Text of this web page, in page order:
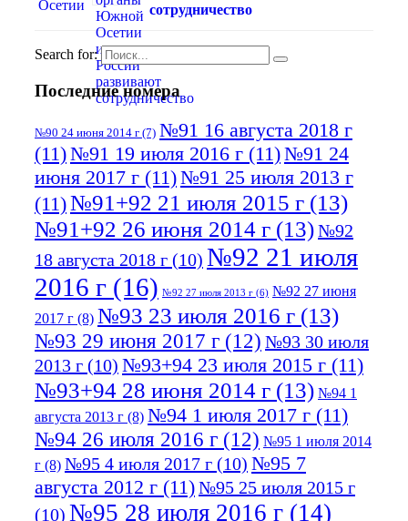
сотрудничество
Search for:
Последние номера
№90 24 июня 2014 г (7) №91 16 августа 2018 г
(11)№91 19 июля 2016 г (11)№91 24
июня 2017 г (11)№91 25 июля 2013 г
(11)№91+92 21 июля 2015 г (13)
№91+92 26 июня 2014 г (13)№92
18 августа 2018 г (10) №92 21 июля
2016 г (16) №92 27 июля 2013 г (6) №92 27 июня
2017 г (8) №93 23 июля 2016 г (13)
№93 29 июня 2017 г (12) №93 30 июля
2013 г (10) №93+94 23 июля 2015 г (11)
№93+94 28 июня 2014 г (13) №94 1
августа 2013 г (8) №94 1 июля 2017 г (11)
№94 26 июля 2016 г (12) №95 1 июля 2014
г (8) №95 4 июля 2017 г (10) №95 7
августа 2012 г (11)№95 25 июля 2015 г
(10) №95 28 июля 2016 г (14)